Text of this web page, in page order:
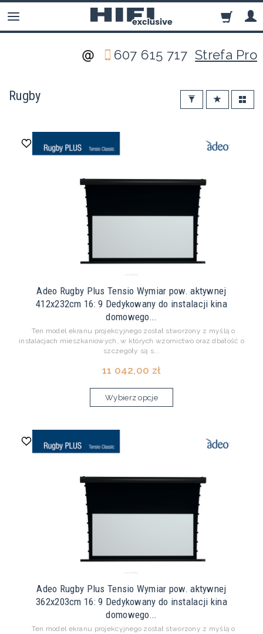
607 615 717Strefa Pro
Rugby
Adeo Rugby Plus Tensio Wymiar pow. aktywnej
412x232cm 16: 9 Dedykowany do instalacji kina
domowego...
Ten model ekranu projekcyjnego został stworzony z myślą o
instalacjach mieszkaniowych, w których wzornictwo oraz dbałość o
szczegóły są s...
11 042,00 zł
Wybierz opcje
Adeo Rugby Plus Tensio Wymiar pow. aktywnej
362x203cm 16: 9 Dedykowany do instalacji kina
domowego...
Ten model ekranu projekcyjnego został stworzony z myślą o